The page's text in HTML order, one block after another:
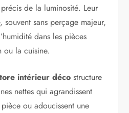
de la luminosité. Leur
souvent sans perçage majeur,
dans les pièces
ou la cuisine.
intérieur déco structure
nettes qui agrandissent
ou adoucissent une